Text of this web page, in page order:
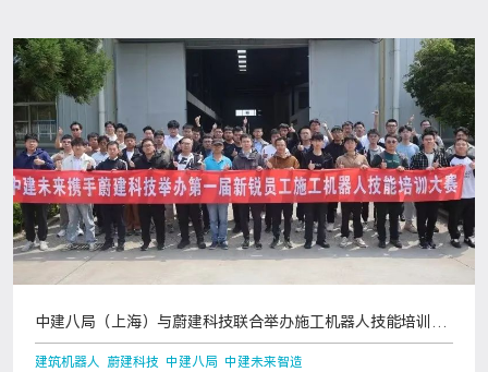
中建八局（上海）与蔚建科技联合举办施工机器人技能培训大
赛
建筑机器人 蔚建科技 中建八局 中建未来智造